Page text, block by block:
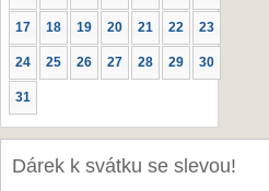
17 18 19 20 21 22 23
24 25 26 27 28 29 30
31
Dárek k svátku se slevou!